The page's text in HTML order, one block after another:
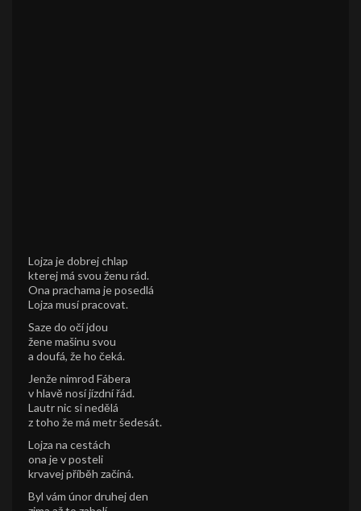
Lojza je dobrej chlap
kterej má svou ženu rád.
Ona prachama je posedlá
Lojza musí pracovat.
Saze do očí jdou
žene mašinu svou
a doufá, že ho čeká.
Jenže nimrod Fábera
v hlavě nosí jízdní řád.
Lautr nic si nedělá
z toho že má metr šedesát.
Lojza na cestách
ona je v posteli
krvavej příběh začíná.
Byl vám únor druhej den